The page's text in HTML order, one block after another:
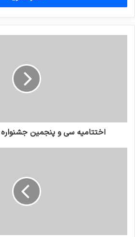
وارد
کنید
اختتامیه سی و پنجمین